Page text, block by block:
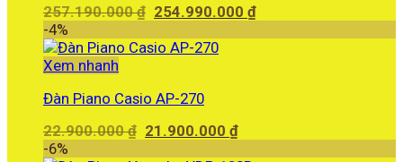
257.190.000₫ Giá
là:
254.990.000₫Giá
-4%
Xem nhanh
Đàn Piano Casio AP-270
22.900.000₫ Giá
21.900.000₫Giá
-6%